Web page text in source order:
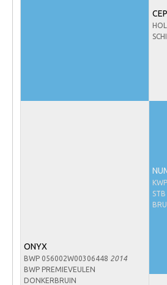
Wereldkampioenschap Jonge
Arabissimo
Informatie aan je paard of pony
Fokprogramma's en registratie
ONYX
BWP 056002W00306448 2014
BWP PREMIEVEULEN
DONKERBRUIN